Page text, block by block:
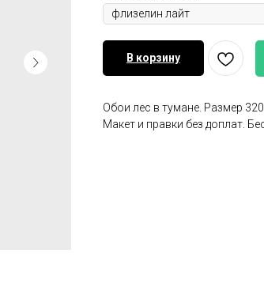
В корзину
Обои лес в тумане. Размер
Макет и правки без доплат.